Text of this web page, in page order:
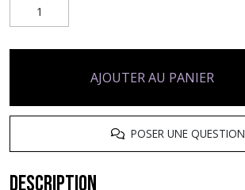
AJOUTER AU PANIER
POSER UNE QUESTION
Description